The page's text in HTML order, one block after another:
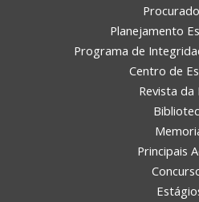
Planejamento
Programa de
Centro de
Revista da
Principais